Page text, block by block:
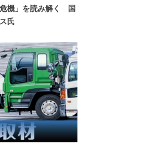
危機」を読み解く 国
氏